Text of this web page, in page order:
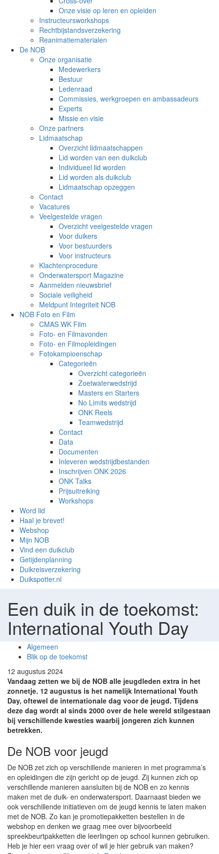
Onze visie op leren en opleiden
Instructeursworkshops
Rechtbijstandsverzekering
Reanimatiematerialen
De NOB
Onze organisatie
Medewerkers
Bestuur
Ledenraad
Commissies, werkgroepen en ambassadeurs
Experts
Missie en visie
Onze partners
Lidmaatschap
Overzicht lidmaatschappen
Lid worden van een duikclub
Individueel lid worden
Lid worden als duikclub
Lidmaatschap opzeggen
Contact
Vacatures
Veelgestelde vragen
Overzicht veelgestelde vragen
Voor duikers
Voor bestuurders
Voor instructeurs
Klachtenprocedure
Onderwatersport Magazine
Aanmelden nieuwsbrief
Sociale veiligheid
Meldpunt Integriteit NOB
NOB Foto en Film
CMAS WK Film
Foto- en Filmavonden
Foto- en Filmopleidingen
Fotokampioenschap
Categorieën
Overzicht categorieën
Zoetwaterwedstrijd
Masters en Starters
No Limits wedstrijd
ONK Reels
Teamwedstrijd
Contact
Data
Documenten
Inleveren wedstrijdbestanden
Inschrijven ONK 2026
ONK Talks
Prijsuitreiking
Workshops
Word lid
Haal je brevet!
Webshop
Mijn NOB
Vind een duikclub
Getijdenplanning
Duikreisverzekering
Duikspotter.nl
Een duik in de toekomst:
International Youth Day
Algemeen
Blik op de toekomst
12 augustus 2024
Vandaag zetten we bij de NOB alle jeugdleden extra in het
zonnetje. 12 augustus is het namelijk International Youth
Day, oftewel de internationale dag voor de jeugd. Tijdens
deze dag wordt al sinds 2000 over de hele wereld stilgestaan
bij verschillende kwesties waarbij jongeren zich kunnen
betrekken.
De NOB voor jeugd
De NOB zet zich op verschillende manieren in met programma’s
en opleidingen die zijn gericht op de jeugd. Zij kunnen zich op
verschillende manieren aansluiten bij de NOB en zo kennis
maken met de duik- en onderwatersport. Daarnaast bieden we
ook verschillende initiatieven om de jeugd kennis te laten maken
met de NOB. Zo kan je promotiepakketten bestellen in de
webshop en denken we graag mee over bijvoorbeeld
spreekbeurtpakketten die leerlingen op school kunnen gebruiken.
Heb je hier een vraag over of wil je hier gebruik van maken?